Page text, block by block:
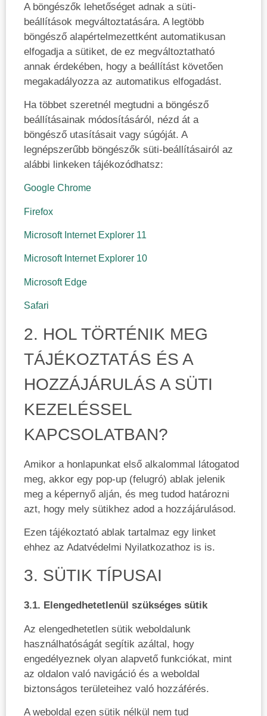
A böngészők lehetőséget adnak a süti-
beállítások megváltoztatására. A legtöbb
böngésző alapértelmezettként automatikusan
elfogadja a sütiket, de ez megváltoztatható
annak érdekében, hogy a beállítást követően
megakadályozza az automatikus elfogadást.
Ha többet szeretnél megtudni a böngésző
beállításainak módosításáról, nézd át a
böngésző utasításait vagy súgóját. A
legnépszerűbb böngészők süti-beállításairól az
alábbi linkeken tájékozódhatsz:
Google Chrome
Firefox
Microsoft Internet Explorer 11
Microsoft Internet Explorer 10
Microsoft Edge
Safari
2. HOL TÖRTÉNIK MEG
TÁJÉKOZTATÁS ÉS A
HOZZÁJÁRULÁS A SÜTI
KEZELÉSSEL
KAPCSOLATBAN?
Amikor a honlapunkat első alkalommal látogatod
meg, akkor egy pop-up (felugró) ablak jelenik
meg a képernyő alján, és meg tudod határozni
azt, hogy mely sütikhez adod a hozzájárulásod.
Ezen tájékoztató ablak tartalmaz egy linket
ehhez az Adatvédelmi Nyilatkozathoz is is.
3. SÜTIK TÍPUSAI
3.1. Elengedhetetlenül szükséges sütik
Az elengedhetetlen sütik weboldalunk
használhatóságát segítik azáltal, hogy
engedélyeznek olyan alapvető funkciókat, mint
az oldalon való navigáció és a weboldal
biztonságos területeihez való hozzáférés.
A weboldal ezen sütik nélkül nem tud